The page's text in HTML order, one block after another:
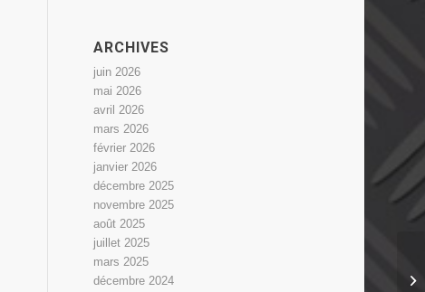
ARCHIVES
juin 2026
mai 2026
avril 2026
mars 2026
février 2026
janvier 2026
décembre 2025
novembre 2025
août 2025
juillet 2025
mars 2025
décembre 2024